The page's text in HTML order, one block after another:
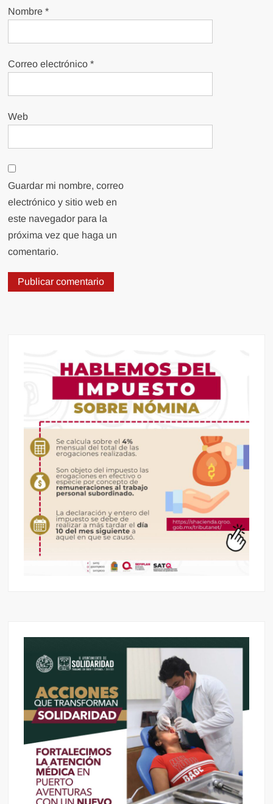
Nombre*
Correo electrónico*
Web
Guardar mi nombre, correo
electrónico y sitio web en
este navegador para la
próxima vez que haga un
comentario.